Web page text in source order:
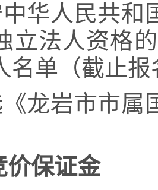
华人民共和
立法人资格
名单（截止
龙岩市市属
价保证金